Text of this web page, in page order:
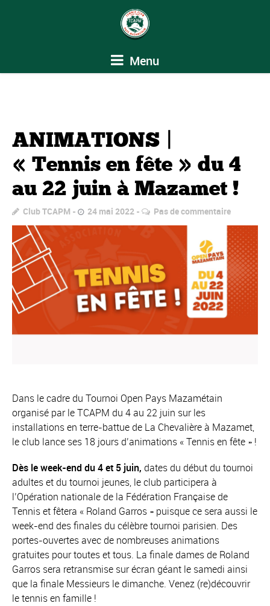
Menu
ANIMATIONS |
« Tennis en fête » du 4
au 22 juin à Mazamet !
Club TCAPM 24 mai 2022 Pas de commentaire
Dans le cadre du Tournoi Open Pays Mazamétain
organisé par le TCAPM du 4 au 22 juin sur les
installations en terre-battue de La Chevalière à Mazamet,
le club lance ses 18 jours d’animations « Tennis en fête » !
Dès le week-end du 4 et 5 juin, dates du début du tournoi
adultes et du tournoi jeunes, le club participera à
l’Opération nationale de la Fédération Française de
Tennis et fêtera « Roland Garros » puisque ce sera aussi le
week-end des finales du célèbre tournoi parisien. Des
portes-ouvertes avec de nombreuses animations
gratuites pour toutes et tous. La finale dames de Roland
Garros sera retransmise sur écran géant le samedi ainsi
que la finale Messieurs le dimanche. Venez (re)découvrir
le tennis en famille !